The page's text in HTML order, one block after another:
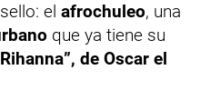
el afrochuleo, una
que ya tiene su
de Oscar el